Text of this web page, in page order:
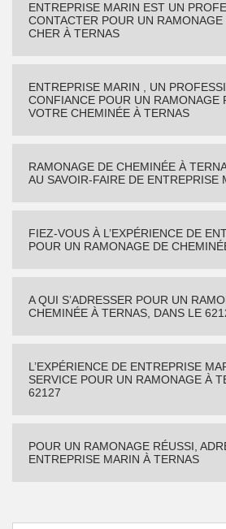
ENTREPRISE MARIN EST UN
CONTACTER POUR UN RAMONAGE
CHER À TERNAS
ENTREPRISE MARIN , UN
CONFIANCE POUR UN RAMONAGE
VOTRE CHEMINÉE À TERNAS
RAMONAGE DE CHEMINÉE À
AU SAVOIR-FAIRE DE ENTREPRISE
FIEZ-VOUS À L’EXPÉRIENCE DE
POUR UN RAMONAGE DE
A QUI S’ADRESSER POUR UN
CHEMINÉE À TERNAS, DANS LE
L’EXPÉRIENCE DE ENTREPRISE
SERVICE POUR UN RAMONAGE À
62127
POUR UN RAMONAGE RÉUSSI,
ENTREPRISE MARIN À TERNAS